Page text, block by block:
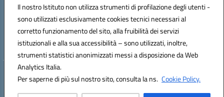
Il nostro Istituto non utilizza strumenti di profilazione degli utenti -
sono utilizzati esclusivamente cookies tecnici necessari al
corretto funzionamento del sito, alla fruibilità dei servizi
istituzionali e alla sua accessibilità – sono utilizzati, inoltre,
strumenti statistici anonimizzati messi a disposizione da Web
Analytics Italia.
Per saperne di più sul nostro sito, consulta la ns. Cookie Policy.
Codice fiscale: 91038380589
Codice meccanografico:RMIC8B900G
Codice Indice delle Pubbliche Amministrazioni (IPA): istsc_rmic8b900g
Codice unico di fatturazione (CUF): UFP4NO
Hosting & Powered by 3D Solution S.r.l.
Concept & Design by Designers Italia